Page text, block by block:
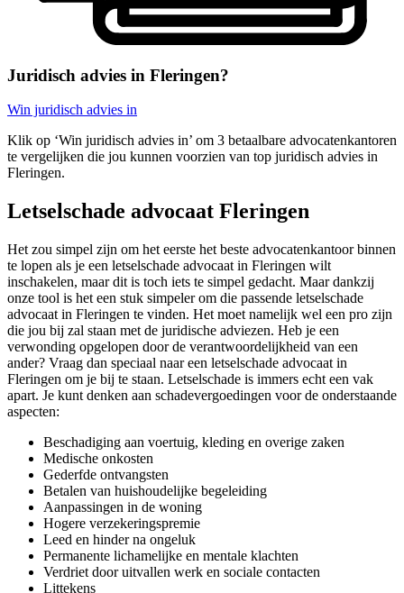
Juridisch advies in Fleringen?
Win juridisch advies in
Klik op ‘Win juridisch advies in’ om 3 betaalbare advocatenkantoren
te vergelijken die jou kunnen voorzien van top juridisch advies in
Fleringen.
Letselschade advocaat Fleringen
Het zou simpel zijn om het eerste het beste advocatenkantoor binnen
te lopen als je een letselschade advocaat in Fleringen wilt
inschakelen, maar dit is toch iets te simpel gedacht. Maar dankzij
onze tool is het een stuk simpeler om die passende letselschade
advocaat in Fleringen te vinden. Het moet namelijk wel een pro zijn
die jou bij zal staan met de juridische adviezen. Heb je een
verwonding opgelopen door de verantwoordelijkheid van een
ander? Vraag dan speciaal naar een letselschade advocaat in
Fleringen om je bij te staan. Letselschade is immers echt een vak
apart. Je kunt denken aan schadevergoedingen voor de onderstaande
aspecten:
Beschadiging aan voertuig, kleding en overige zaken
Medische onkosten
Gederfde ontvangsten
Betalen van huishoudelijke begeleiding
Aanpassingen in de woning
Hogere verzekeringspremie
Leed en hinder na ongeluk
Permanente lichamelijke en mentale klachten
Verdriet door uitvallen werk en sociale contacten
Littekens